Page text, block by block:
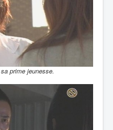
prime jeunesse.